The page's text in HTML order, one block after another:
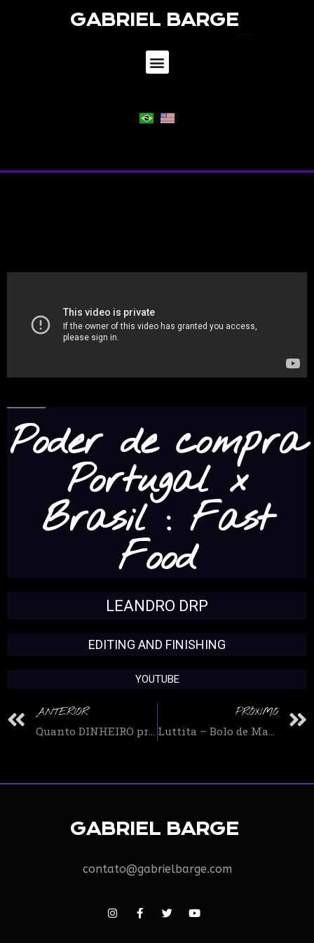
GABRIEL BARGE
Poder de compra
Portugal x
Brasil : Fast
Food
LEANDRO DRP
EDITING AND FINISHING
YOUTUBE
ANTERIOR
Quanto DINHEIRO preciso levar para morar em Portugal na REAL
PRÓXIMO
Luttita – Bolo de Massinha – Playdoh – Video para crianças
GABRIEL BARGE
contato@gabrielbarge.com